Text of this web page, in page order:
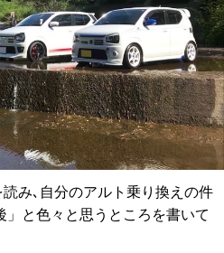
み､自分のアルト乗り換えの件
」と色々と思うところを書いて